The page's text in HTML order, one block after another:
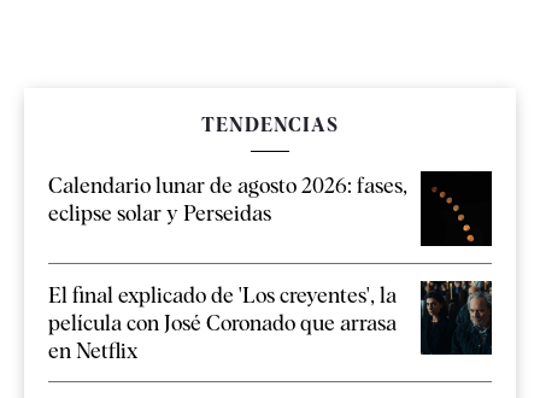
TENDENCIAS
Calendario lunar de agosto 2026: fases,
eclipse solar y Perseidas
El final explicado de 'Los creyentes', la
película con José Coronado que arrasa
en Netflix